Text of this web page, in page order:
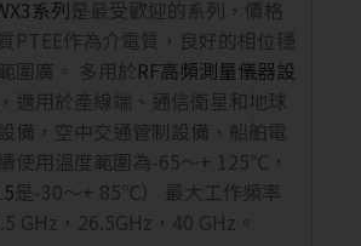
系列是最受歡迎的系列，價格
PTEE作為介電質，良好的相位穩
圍廣。 多用於RF高頻測量儀器設
適用於產線端、通信衛星和地球
備，空中交通管制設備、船舶電
使用溫度範圍為-65〜+ 125℃，
是-30〜+ 85℃） 最大工作頻率
GHz，26.5GHz，40 GHz。